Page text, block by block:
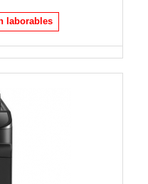
laborables